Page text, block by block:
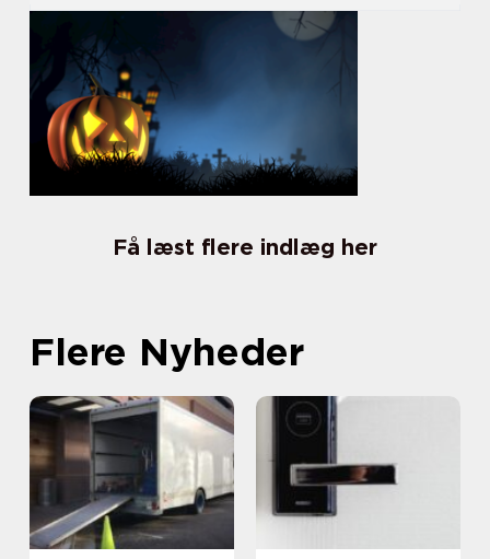
Få læst flere indlæg her
Flere Nyheder